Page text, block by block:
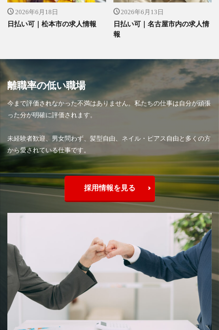
2026年6月18日
日払い可｜松本市の求人情報
2026年6月13日
日払い可｜名古屋市内の求人情
報
離職率の低い職場
今まで評価されなかった不満はありません。私たちの仕事は自分が頑張
った分が明確に評価されます。
未経験者歓迎、男女問わず、髪型自由、ネイル・ピアス自由と多くの方
から愛されている仕事です。
採用情報を見る